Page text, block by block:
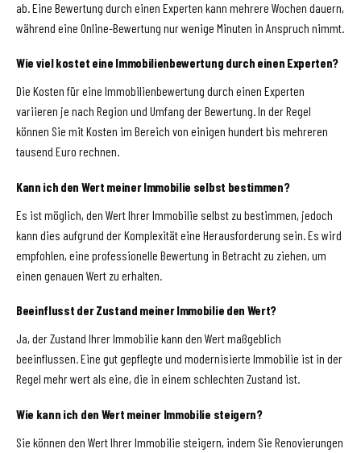
ab. Eine Bewertung durch einen Experten kann mehrere Wochen dauern,
während eine Online-Bewertung nur wenige Minuten in Anspruch nimmt.
Wie viel kostet eine Immobilienbewertung durch einen Experten?
Die Kosten für eine Immobilienbewertung durch einen Experten
variieren je nach Region und Umfang der Bewertung. In der Regel
können Sie mit Kosten im Bereich von einigen hundert bis mehreren
tausend Euro rechnen.
Kann ich den Wert meiner Immobilie selbst bestimmen?
Es ist möglich, den Wert Ihrer Immobilie selbst zu bestimmen, jedoch
kann dies aufgrund der Komplexität eine Herausforderung sein. Es wird
empfohlen, eine professionelle Bewertung in Betracht zu ziehen, um
einen genauen Wert zu erhalten.
Beeinflusst der Zustand meiner Immobilie den Wert?
Ja, der Zustand Ihrer Immobilie kann den Wert maßgeblich
beeinflussen. Eine gut gepflegte und modernisierte Immobilie ist in der
Regel mehr wert als eine, die in einem schlechten Zustand ist.
Wie kann ich den Wert meiner Immobilie steigern?
Sie können den Wert Ihrer Immobilie steigern, indem Sie Renovierungen